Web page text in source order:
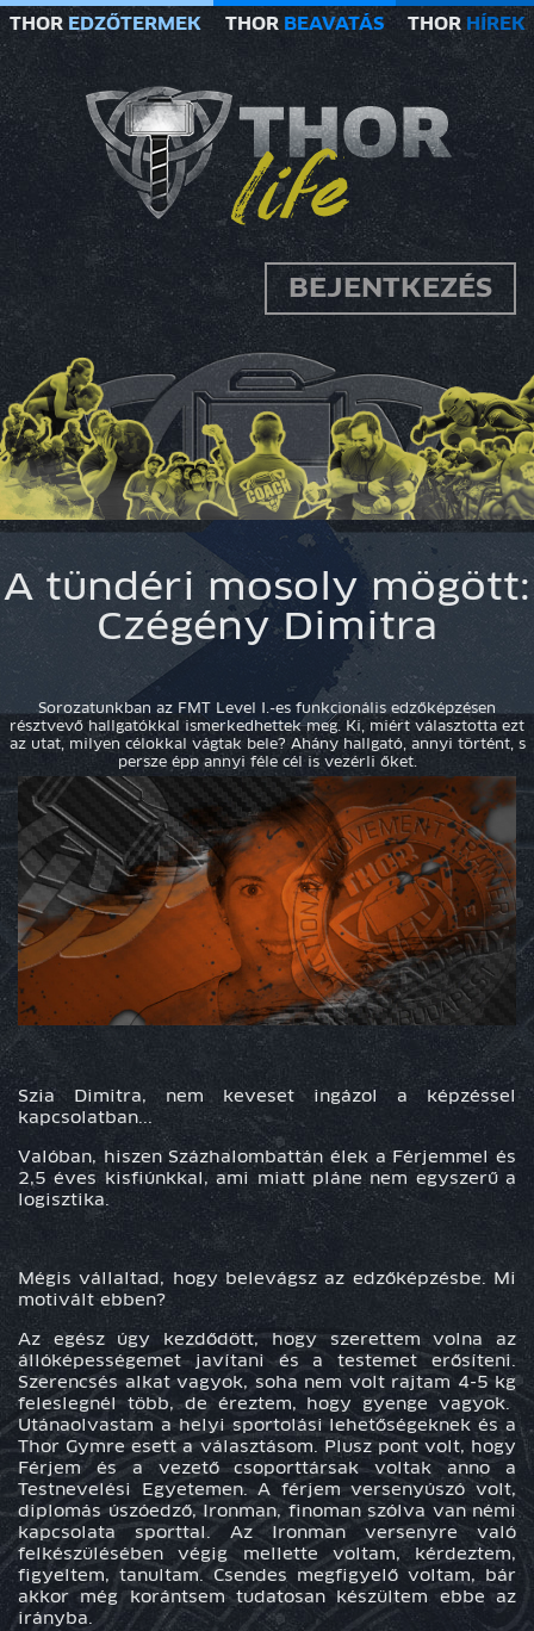
THOR EDZŐTERMEK THOR BEAVATÁS THOR HÍREK
BEJENTKEZÉS
A tündéri mosoly mögött:
Czégény Dimitra
Sorozatunkban az FMT Level I.-es funkcionális edzőképzésen
résztvevő hallgatókkal ismerkedhettek meg. Ki, miért választotta ezt
az utat, milyen célokkal vágtak bele? Ahány hallgató, annyi történt, s
persze épp annyi féle cél is vezérli őket.
Szia Dimitra, nem keveset ingázol a képzéssel
kapcsolatban...
Valóban, hiszen Százhalombattán élek a Férjemmel és
2,5 éves kisfiúnkkal, ami miatt pláne nem egyszerű a
logisztika.
Mégis vállaltad, hogy belevágsz az edzőképzésbe. Mi
motivált ebben?
Az egész úgy kezdődött, hogy szerettem volna az
állóképességemet javítani és a testemet erősíteni.
Szerencsés alkat vagyok, soha nem volt rajtam 4-5 kg
feleslegnél több, de éreztem, hogy gyenge vagyok.
Utánaolvastam a helyi sportolási lehetőségeknek és a
Thor Gymre esett a választásom. Plusz pont volt, hogy
Férjem és a vezető csoporttársak voltak anno a
Testnevelési Egyetemen. A férjem versenyúszó volt,
diplomás úszóedző, Ironman, finoman szólva van némi
kapcsolata sporttal. Az Ironman versenyre való
felkészülésében végig mellette voltam, kérdeztem,
figyeltem, tanultam. Csendes megfigyelő voltam, bár
akkor még korántsem tudatosan készültem ebbe az
irányba.